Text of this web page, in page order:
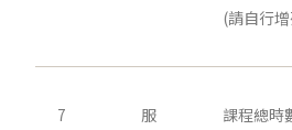
(請自行
7
服
課程總時